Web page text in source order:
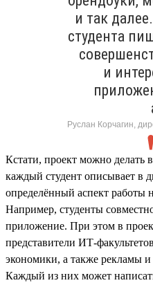
и так
студента
и
Руслан Корчагин,
Кстати, проект можно делать
каждый студент описывает в
определённый аспект работы
Например, студенты
приложение. При этом в
представители ИТ-
экономики, а также рекламы и
Каждый из них может